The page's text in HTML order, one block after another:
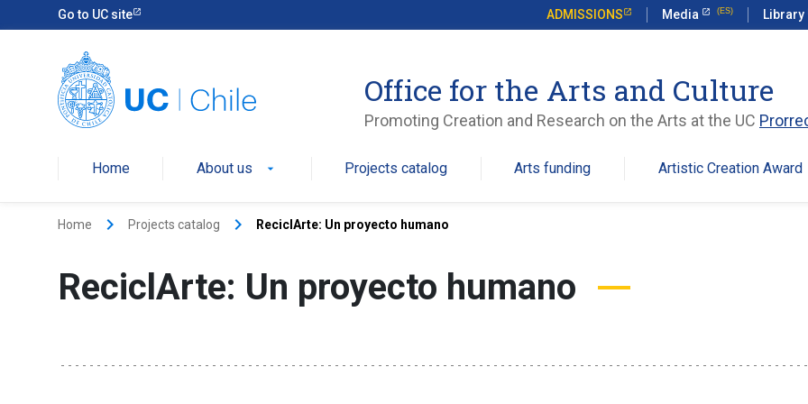
Go to UC site ADMISSIONS Media Library
Office for the Arts and Culture
Promoting Creation and Research on the Arts at the UC
Home About us arrow_drop_down Projects catalog Arts funding Artistic Creation Award
Home keyboard_arrow_right Projects catalog keyboard_arrow_right ReciclArte: Un proyecto humano
ReciclArte: Un proyecto humano